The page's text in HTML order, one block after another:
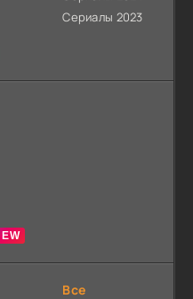
Сериалы 2023
Все